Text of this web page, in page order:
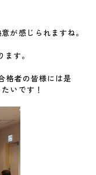
が感じられますね。
す。
格者の皆様には是
いです！